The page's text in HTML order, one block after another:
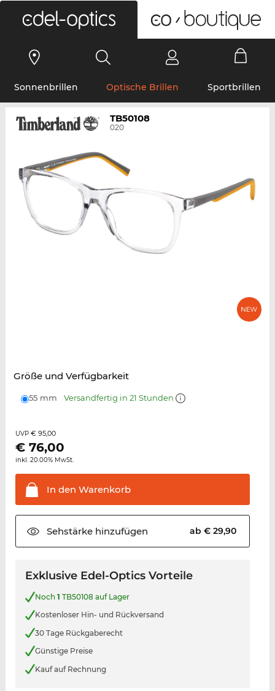
Sonnenbrillen Optische Brillen Sportbrillen
TB50108
020
Größe und Verfügbarkeit
55 mm Versandfertig in 21 Stunden
UVP € 95,00
€ 76,00
inkl. 20.00% MwSt.
In den Warenkorb
Sehstärkehinzufügen ab € 29,90
Exklusive Edel-Optics Vorteile
Noch 1 TB50108 auf Lager
Kostenloser Hin- und Rückversand
30 Tage Rückgaberecht
Günstige Preise
Kauf auf Rechnung